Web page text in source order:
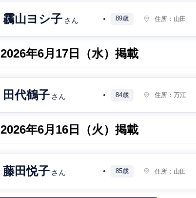
靏山ヨシ子 さん 89歳 住所： 山田
2026年6月17日（水）掲載
田代鶴子 さん 84歳 住所：万江
2026年6月16日（火）掲載
藤田悦子 さん 85歳 住所： 山田